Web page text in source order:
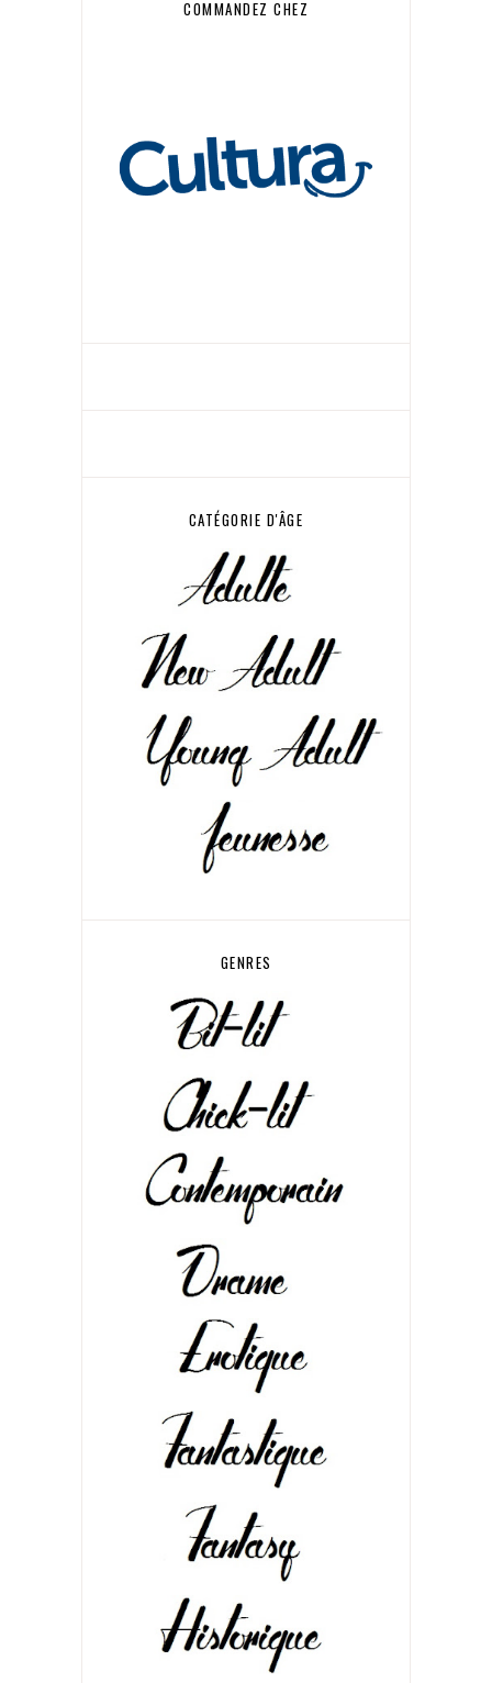
COMMANDEZ CHEZ
CATÉGORIE D'ÂGE
GENRES